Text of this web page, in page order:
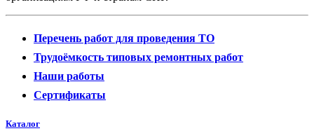
Перечень работ для проведения ТО
Трудоёмкость типовых ремонтных работ
Наши работы
Сертификаты
Каталог